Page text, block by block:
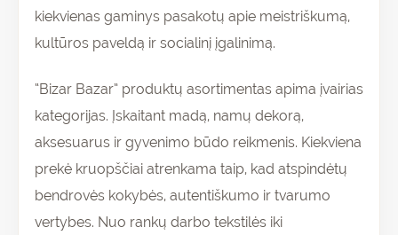
kiekvienas gaminys pasakotų apie meistriškumą,
kultūros paveldą ir socialinį įgalinimą.
“Bizar Bazar” produktų asortimentas apima įvairias
kategorijas. Įskaitant madą, namų dekorą,
aksesuarus ir gyvenimo būdo reikmenis. Kiekviena
prekė kruopščiai atrenkama taip, kad atspindėtų
bendrovės kokybės, autentiškumo ir tvarumo
vertybes. Nuo rankų darbo tekstilės iki